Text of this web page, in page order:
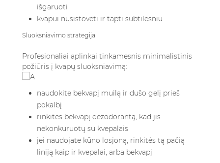
išgaruoti
kvapui nusistovėti ir tapti subtilesniu
Sluoksniavimo strategija
Profesionaliai aplinkai tinkamesnis minimalistinis
požiūris į kvapų sluoksniavimą:
naudokite bekvapį muilą ir dušo gelį prieš
pokalbį
rinkitės bekvapį dezodorantą, kad jis
nekonkuruotų su kvepalais
jei naudojate kūno losjoną, rinkitės tą pačią
liniją kaip ir kvepalai, arba bekvapį